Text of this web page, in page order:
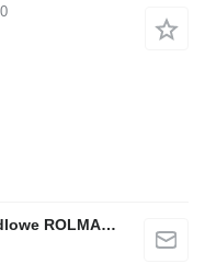
Przedsiębiorstwo Produkcyjno-Handlowe ROLMAPOL Marcin Dziekan